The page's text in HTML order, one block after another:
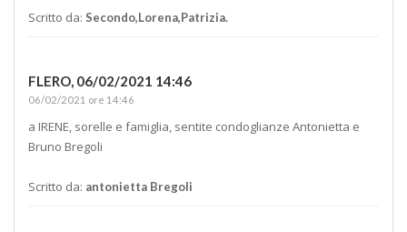
Scritto da: Secondo,Lorena,Patrizia.
FLERO, 06/02/2021 14:46
06/02/2021 ore 14:46
a IRENE, sorelle e famiglia, sentite condoglianze Antonietta e
Bruno Bregoli
Scritto da: antonietta Bregoli